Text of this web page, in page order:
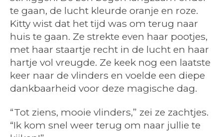
te gaan, de lucht kleurde oranje en roze.
Kitty wist dat het tijd was om terug naar
huis te gaan. Ze strekte even haar pootjes,
met haar staartje recht in de lucht en haar
hartje vol vreugde. Ze keek nog een laatste
keer naar de vlinders en voelde een diepe
dankbaarheid voor deze magische dag.
“Tot ziens, mooie vlinders,” zei ze zachtjes.
“Ik kom snel weer terug om naar jullie te